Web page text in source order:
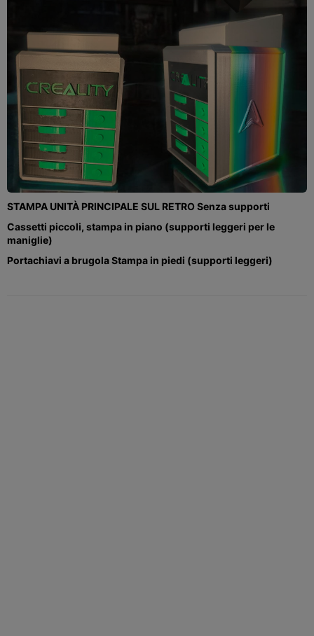
STAMPA UNITÀ PRINCIPALE SUL RETRO Senza supporti
Cassetti piccoli, stampa in piano (supporti leggeri per le
maniglie)
Portachiavi a brugola Stampa in piedi (supporti leggeri)